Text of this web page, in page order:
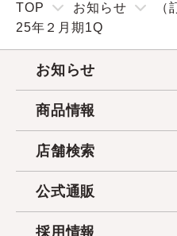
TOP お知らせ
25年２月期1Q
お知らせ
商品情報
店舗検索
公式通販
採用情報